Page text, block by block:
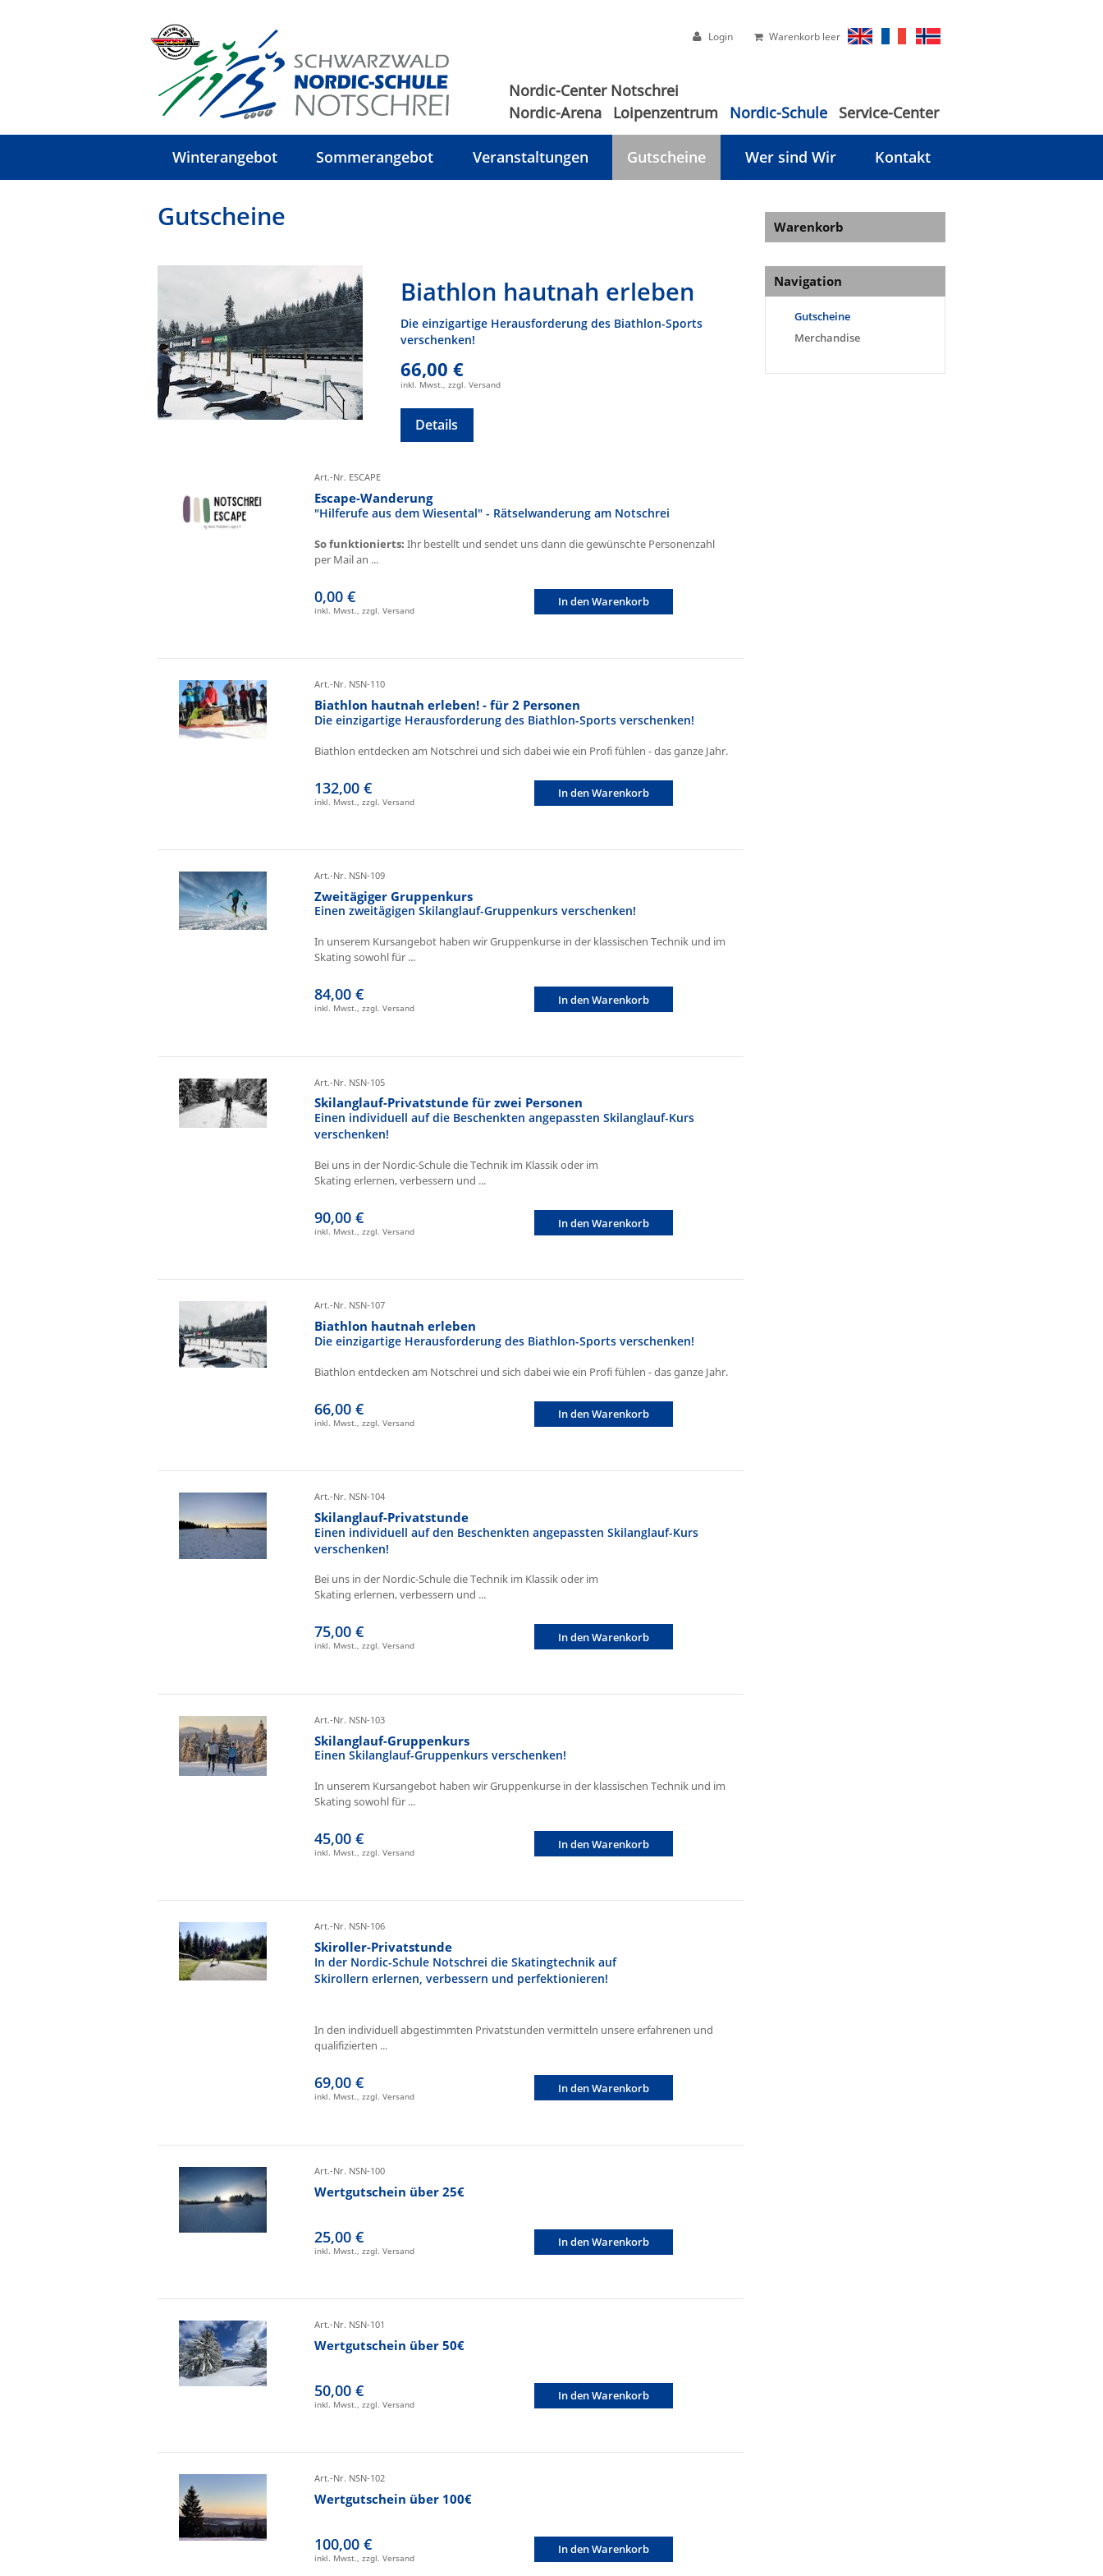
Login Warenkorb leer
Nordic-Center Notschrei
Nordic-Arena
Loipenzentrum Nordic-Schule Service-Center
Winterangebot Sommerangebot Veranstaltungen Gutscheine Wer sind Wir Kontakt
Gutscheine
Biathlon hautnah erleben
Die einzigartige Herausforderung des Biathlon-Sports
verschenken!
66,00 €
inkl. Mwst., zzgl. Versand
Details
Art.-Nr. ESCAPE
Escape-Wanderung
"Hilferufe aus dem Wiesental" - Rätselwanderung am Notschrei
So funktionierts: Ihr bestellt und sendet uns dann die gewünschte Personenzahl
per Mail an ...
0,00 €
inkl. Mwst., zzgl. Versand
In den Warenkorb
Art.-Nr. NSN-110
Biathlon hautnah erleben! - für 2 Personen
Die einzigartige Herausforderung des Biathlon-Sports verschenken!
Biathlon entdecken am Notschrei und sich dabei wie ein Profi fühlen - das ganze Jahr.
132,00 €
inkl. Mwst., zzgl. Versand
In den Warenkorb
Art.-Nr. NSN-109
Zweitägiger Gruppenkurs
Einen zweitägigen Skilanglauf-Gruppenkurs verschenken!
In unserem Kursangebot haben wir Gruppenkurse in der klassischen Technik und im
Skating sowohl für ...
84,00 €
inkl. Mwst., zzgl. Versand
In den Warenkorb
Art.-Nr. NSN-105
Skilanglauf-Privatstunde für zwei Personen
Einen individuell auf die Beschenkten angepassten Skilanglauf-Kurs
verschenken!
Bei uns in der Nordic-Schule die Technik im Klassik oder im
Skating erlernen, verbessern und ...
90,00 €
inkl. Mwst., zzgl. Versand
In den Warenkorb
Art.-Nr. NSN-107
Biathlon hautnah erleben
Die einzigartige Herausforderung des Biathlon-Sports verschenken!
Biathlon entdecken am Notschrei und sich dabei wie ein Profi fühlen - das ganze Jahr.
66,00 €
inkl. Mwst., zzgl. Versand
In den Warenkorb
Art.-Nr. NSN-104
Skilanglauf-Privatstunde
Einen individuell auf den Beschenkten angepassten Skilanglauf-Kurs
verschenken!
Bei uns in der Nordic-Schule die Technik im Klassik oder im
Skating erlernen, verbessern und ...
75,00 €
inkl. Mwst., zzgl. Versand
In den Warenkorb
Art.-Nr. NSN-103
Skilanglauf-Gruppenkurs
Einen Skilanglauf-Gruppenkurs verschenken!
In unserem Kursangebot haben wir Gruppenkurse in der klassischen Technik und im
Skating sowohl für ...
45,00 €
inkl. Mwst., zzgl. Versand
In den Warenkorb
Art.-Nr. NSN-106
Skiroller-Privatstunde
In der Nordic-Schule Notschrei die Skatingtechnik auf
Skirollern erlernen, verbessern und perfektionieren!
In den individuell abgestimmten Privatstunden vermitteln unsere erfahrenen und
qualifizierten ...
69,00 €
inkl. Mwst., zzgl. Versand
In den Warenkorb
Art.-Nr. NSN-100
Wertgutschein über 25€
25,00 €
inkl. Mwst., zzgl. Versand
In den Warenkorb
Art.-Nr. NSN-101
Wertgutschein über 50€
50,00 €
inkl. Mwst., zzgl. Versand
In den Warenkorb
Art.-Nr. NSN-102
Wertgutschein über 100€
100,00 €
inkl. Mwst., zzgl. Versand
In den Warenkorb
Warenkorb
Navigation
Gutscheine
Merchandise